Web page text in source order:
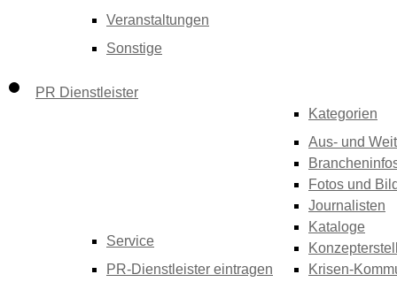
Veranstaltungen
Sonstige
PR Dienstleister
Service
PR-Dienstleister eintragen
Kategorien
Aus- und
Fotos und
Journalisten
Kataloge
Krisen-